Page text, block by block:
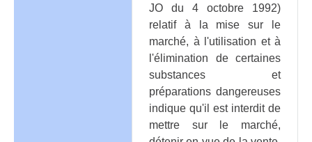
JO du 4 octobre 1992)
relatif à la mise sur le
marché, à l'utilisation et à
l'élimination de certaines
substances et
préparations dangereuses
indique qu'il est interdit de
mettre sur le marché,